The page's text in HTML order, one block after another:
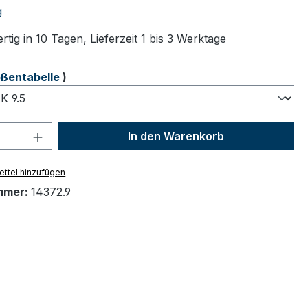
Bewertung von 4 von 5 Sternen
in 10 Tagen, Lieferzeit 1 bis 3 Werktage
)
Anzahl: Gib den gewünschten Wert
In den Warenkorb
hinzufügen
14372.9